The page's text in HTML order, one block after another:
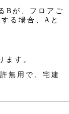
Bが、フロアご
る場合、Aと
ます。
無用で、宅建